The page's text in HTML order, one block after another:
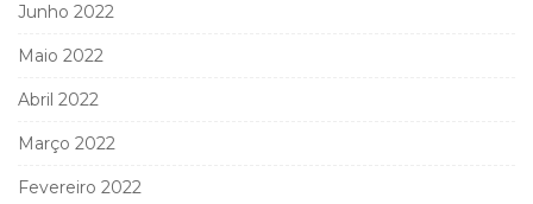
Junho 2022
Maio 2022
Abril 2022
Março 2022
Fevereiro 2022